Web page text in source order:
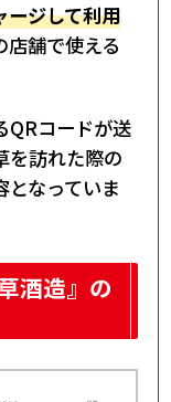
ージして利用
舗で使える
QRコードが送
を訪れた際の
となっていま
酒造』の